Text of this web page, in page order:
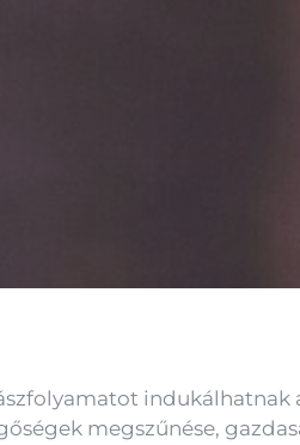
indukálhatnak
megszűnése,